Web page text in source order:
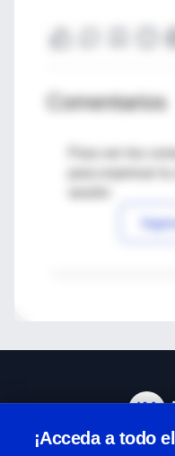
Comentarios
Para ver los
¡Acceda a todo